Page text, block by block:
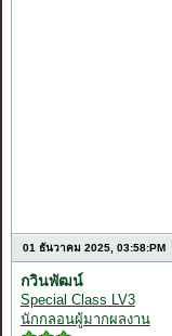
01 ธันวาคม 2025, 03:58:PM
กวินพัฒน์
Special Class LV3
นักกลอนผู้มากผลงาน